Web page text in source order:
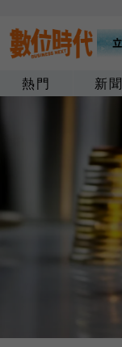
熱門 新聞